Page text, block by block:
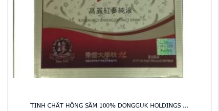
TINH CHẤT HỒNG SÂM 100% DONGGUK HOLDINGS ...